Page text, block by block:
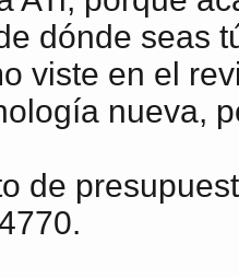
dónde seas
viste en el
nueva,
de